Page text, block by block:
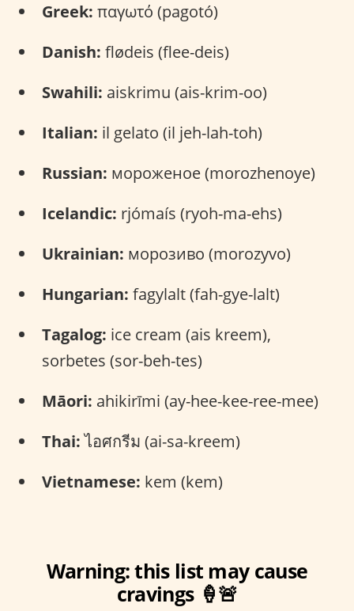
Greek: παγωτό (pagotó)
Danish: flødeis (flee-deis)
Swahili: aiskrimu (ais-krim-oo)
Italian: il gelato (il jeh-lah-toh)
Russian: мороженое (morozhenoye)
Icelandic: rjómaís (ryoh-ma-ehs)
Ukrainian: морозиво (morozyvo)
Hungarian: fagylalt (fah-gye-lalt)
Tagalog: ice cream (ais kreem),
sorbetes (sor-beh-tes)
Māori: ahikirīmi (ay-hee-kee-ree-mee)
Thai:ไอศกรีม (ai-sa-kreem)
Vietnamese: kem (kem)
Warning: this list may cause
cravings 🍦🚨